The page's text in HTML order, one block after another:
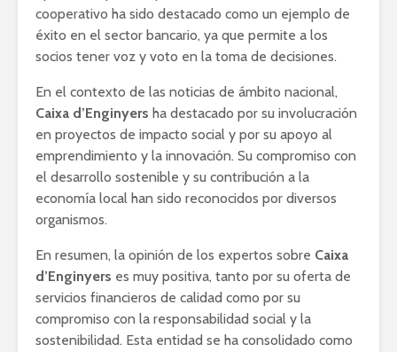
cooperativo ha sido destacado como un ejemplo de
éxito en el sector bancario, ya que permite a los
socios tener voz y voto en la toma de decisiones.
En el contexto de las noticias de ámbito nacional,
Caixa d’Enginyers ha destacado por su involucración
en proyectos de impacto social y por su apoyo al
emprendimiento y la innovación. Su compromiso con
el desarrollo sostenible y su contribución a la
economía local han sido reconocidos por diversos
organismos.
En resumen, la opinión de los expertos sobre Caixa
d’Enginyers es muy positiva, tanto por su oferta de
servicios financieros de calidad como por su
compromiso con la responsabilidad social y la
sostenibilidad. Esta entidad se ha consolidado como